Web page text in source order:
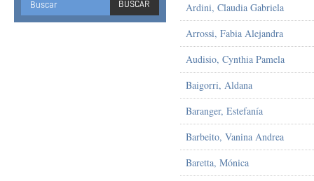
de
BUSCAR
BUSCAR
Ardini, Claudia Gabriela
Arrossi, Fabia Alejandra
Audisio, Cynthia Pamela
Baigorri, Aldana
Baranger, Estefanía
Barbeito, Vanina Andrea
Baretta, Mónica